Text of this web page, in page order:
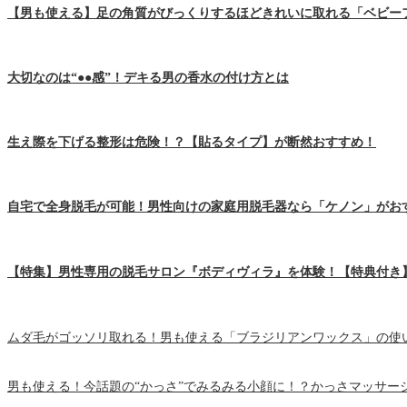
【男も使える】足の角質がびっくりするほどきれいに取れる「ベビ
大切なのは“●●感”！デキる男の香水の付け方とは
生え際を下げる整形は危険！？【貼るタイプ】が断然おすすめ！
自宅で全身脱毛が可能！男性向けの家庭用脱毛器なら「ケノン」が
【特集】男性専用の脱毛サロン『ボディヴィラ』を体験！【特典付
ムダ毛がゴッソリ取れる！男も使える「ブラジリアンワックス」の使
男も使える！今話題の“かっさ”でみるみる小顔に！？かっさマッサー